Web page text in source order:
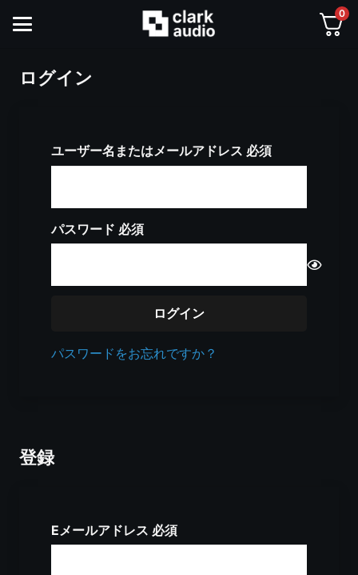
0
ログイン
ユーザー名またはメールアドレス ※
必須
パスワード ※
必須
ログイン
パスワードをお忘れですか？
登録
Eメールアドレス *必須